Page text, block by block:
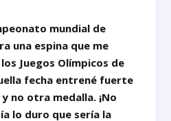
mundial de
una espina que me
Juegos Olímpicos de
fecha entrené fuerte
no otra medalla. ¡No
lo duro que sería la